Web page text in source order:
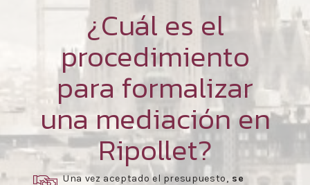
¿Cuál es el
procedimiento
para formalizar
una mediación en
Ripollet?
Una vez aceptado el presupuesto, se